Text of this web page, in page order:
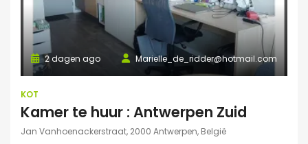
Marielle_de_ridder@hotmail.com
2 dagen ago
KOT
Kamer te huur : Antwerpen Zuid
Jan Vanhoenackerstraat, 2000 Antwerpen, België